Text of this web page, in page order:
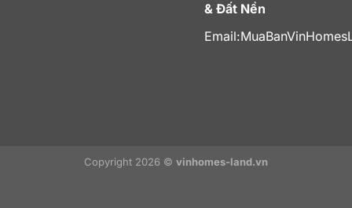
& Đất Nền
Email:
Copyright 2026 © vinhomes-land.vn